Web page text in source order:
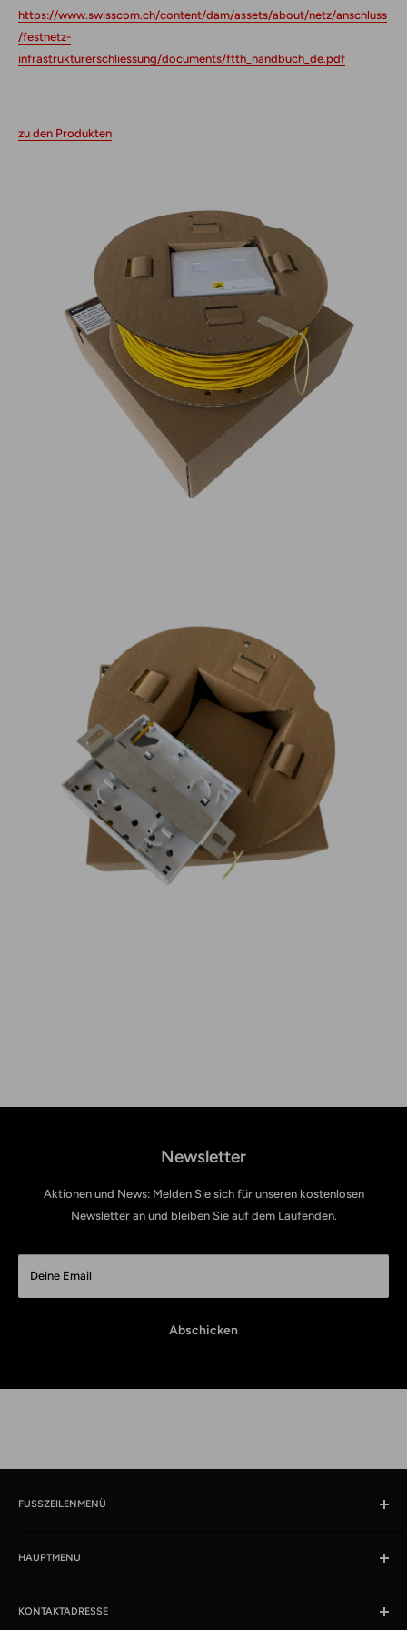
https://www.swisscom.ch/content/dam/assets/about/netz/anschluss
/festnetz-
infrastrukturerschliessung/documents/ftth_handbuch_de.pdf
zu den Produkten
Newsletter
Aktionen und News: Melden Sie sich für unseren kostenlosen
Newsletter an und bleiben Sie auf dem Laufenden.
Deine Email
Abschicken
FUSSZEILENMENÜ
Öffnungszeiten und Lokaliät
AGB
HAUPTMENU
News
KONTAKTADRESSE